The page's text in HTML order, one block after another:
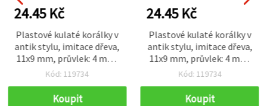
24.45 Kč
Plastové kulaté korálky v
antik stylu, imitace dřeva,
11x9 mm, průvlek: 4 mm,
hnědé – 50 g (~78 ks)
Kód: 119734
Koupit
24.45 Kč
Plastové kulaté korálky v
antik stylu, imitace dřeva,
11x9 mm, průvlek: 4 mm,
hnědé – 50 g (~78 ks)
Kód: 119734
Koupit